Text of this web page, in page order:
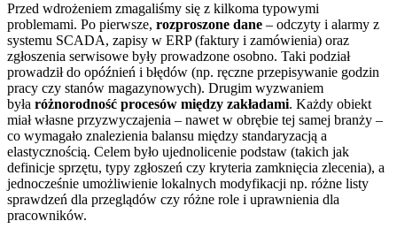
Przed wdrożeniem zmagaliśmy się z kilkoma typowymi
problemami. Po pierwsze, rozproszone dane – odczyty i alarmy z
systemu SCADA, zapisy w ERP (faktury i zamówienia) oraz
zgłoszenia serwisowe były prowadzone osobno. Taki podział
prowadził do opóźnień i błędów (np. ręczne przepisywanie godzin
pracy czy stanów magazynowych). Drugim wyzwaniem
była różnorodność procesów między zakładami. Każdy obiekt
miał własne przyzwyczajenia – nawet w obrębie tej samej branży –
co wymagało znalezienia balansu między standaryzacją a
elastycznością. Celem było ujednolicenie podstaw (takich jak
definicje sprzętu, typy zgłoszeń czy kryteria zamknięcia zlecenia), a
jednocześnie umożliwienie lokalnych modyfikacji np. różne listy
sprawdzeń dla przeglądów czy różne role i uprawnienia dla
pracowników.